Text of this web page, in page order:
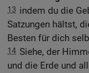
13 indem du die
Satzungen hältst,
Besten für dich
14 Siehe, der
und die Erde und